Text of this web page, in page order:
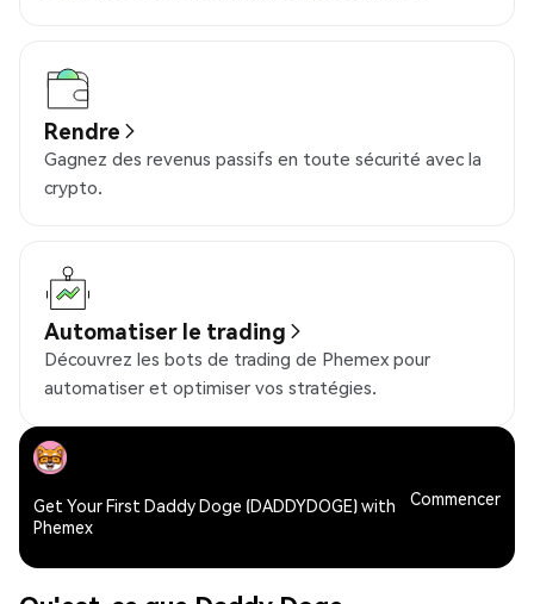
Rendre
Gagnez des revenus passifs en toute sécurité avec la
crypto.
Automatiser le trading
Découvrez les bots de trading de Phemex pour
automatiser et optimiser vos stratégies.
Get Your First Daddy Doge (DADDYDOGE) with
Phemex
Commencer